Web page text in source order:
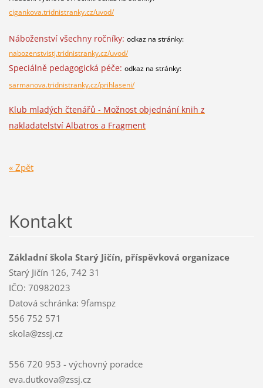
cigankova.tridnistranky.cz/uvod/
Náboženství všechny ročníky: odkaz na stránky:
nabozenstvistj.tridnistranky.cz/uvod/
Speciálně pedagogická péče: odkaz na stránky:
sarmanova.tridnistranky.cz/prihlaseni/
Klub mladých čtenářů - Možnost objednání knih z
nakladatelství Albatros a Fragment
« Zpět
Kontakt
Základní škola Starý Jičín, příspěvková organizace
Starý Jičín 126, 742 31
IČO: 70982023
Datová schránka: 9famspz
556 752 571
skola@zssj.cz
556 720 953 - výchovný poradce
eva.dutkova@zssj.cz